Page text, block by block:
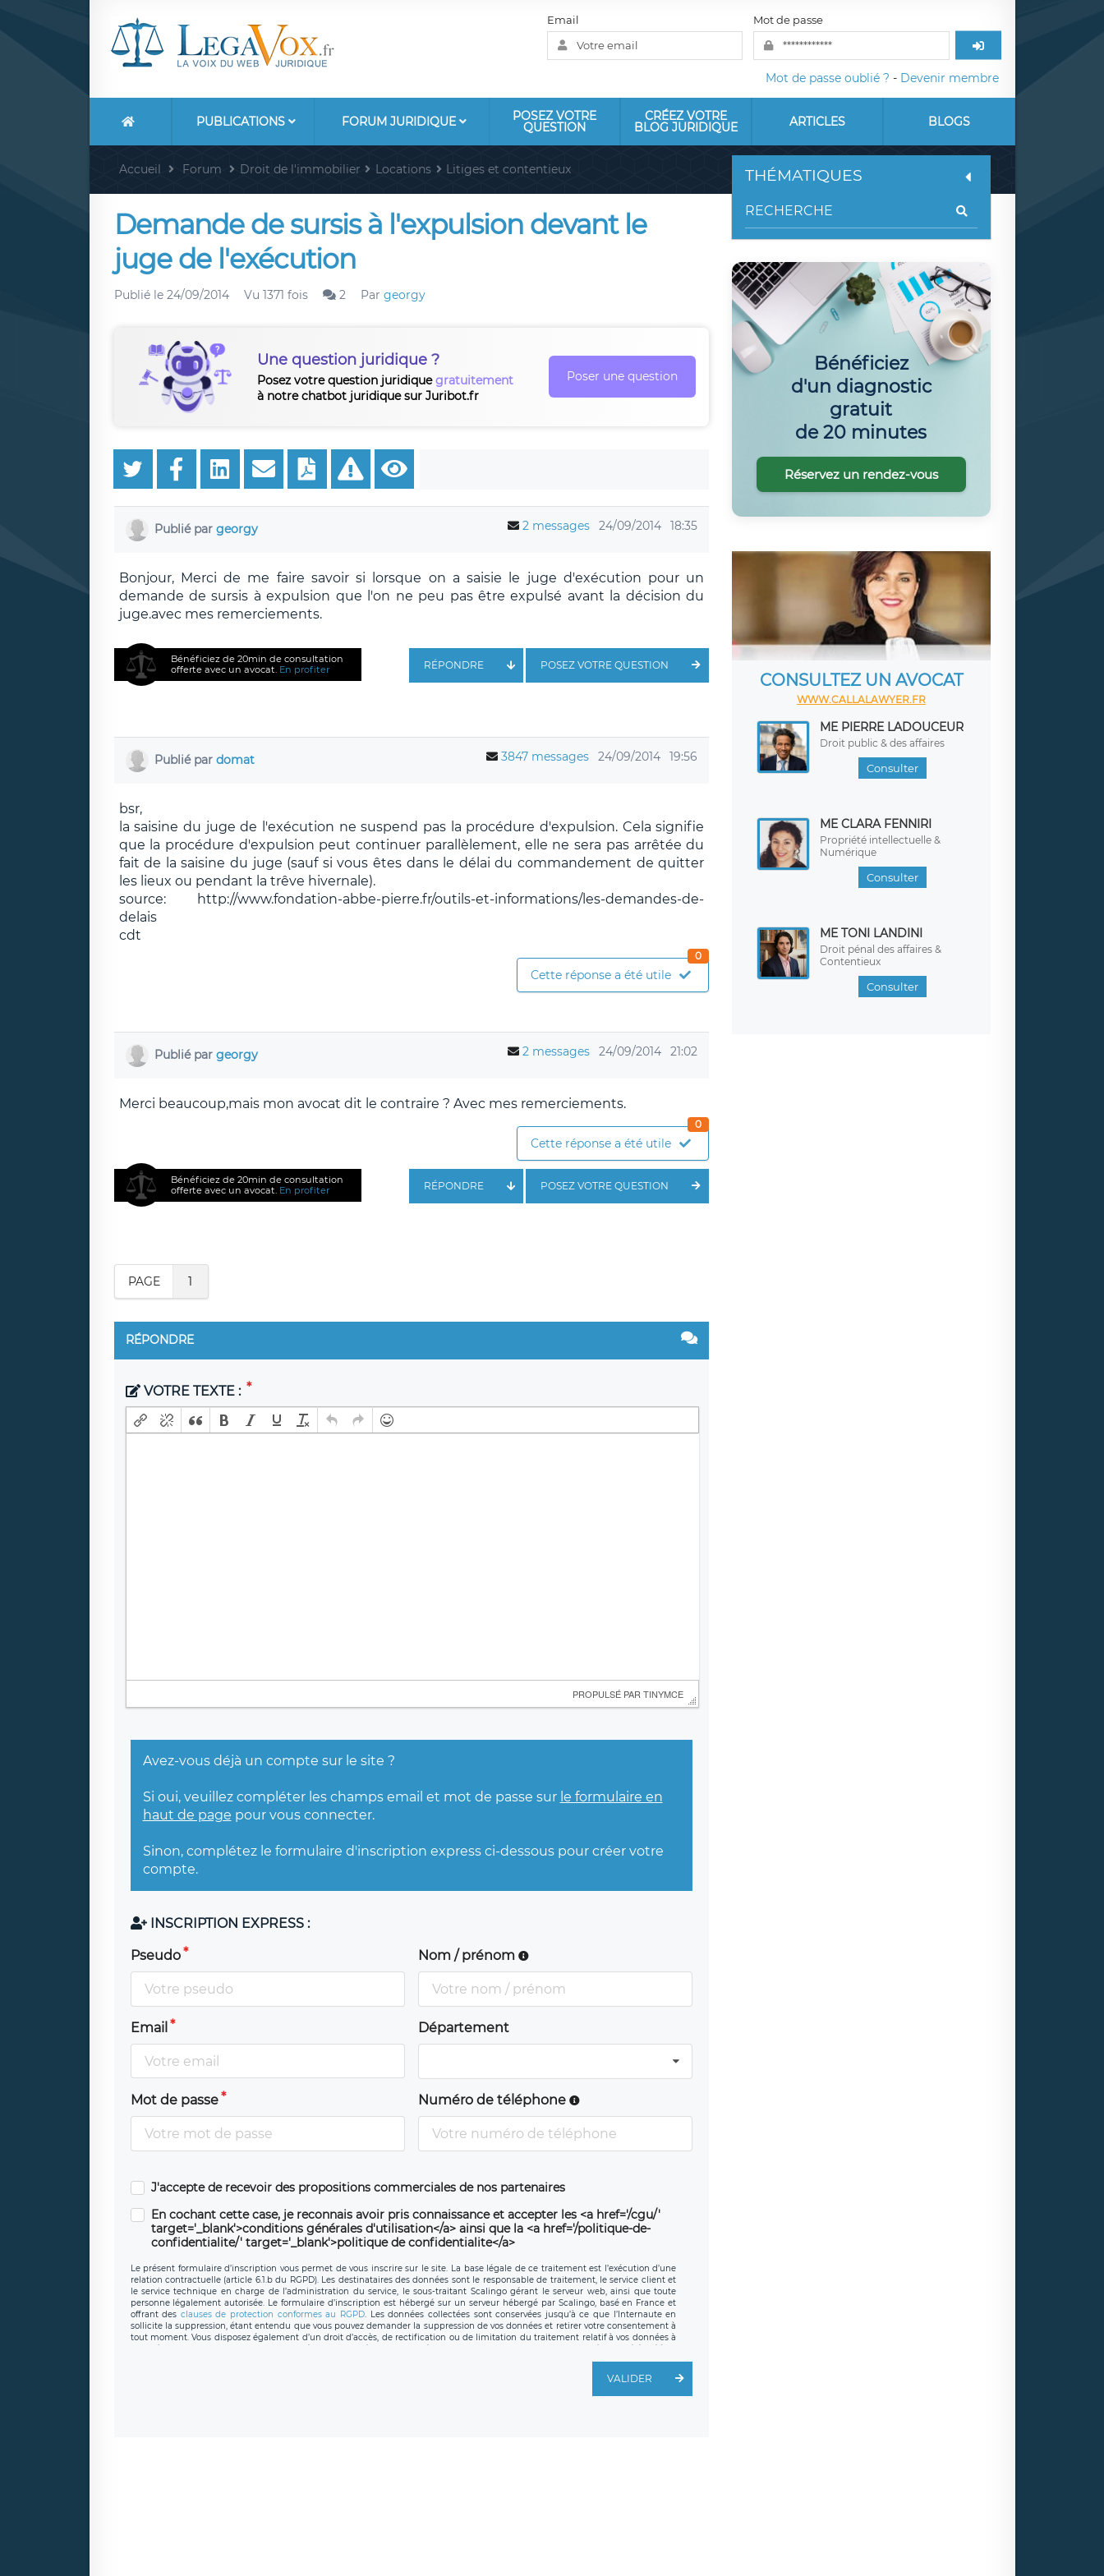
Email Mot de passe
Mot de passe oublié ? - Devenir membre
PUBLICATIONS FORUM JURIDIQUE POSEZ VOTRE
QUESTION
CRÉEZ VOTRE
BLOG JURIDIQUE ARTICLES BLOGS
Accueil Forum Droit de l'immobilier Locations Litiges et contentieux
Demande de sursis à l'expulsion devant le
juge de l'exécution
Publié le 24/09/2014 Vu 1371 fois 2 Par georgy
Une question juridique ?
Posez votre question juridiquegratuitement
à notre chatbot juridique sur Juribot.fr
Poser une question
Publié par georgy 2 messages 24/09/2014 18:35
Bonjour, Merci de me faire savoir si lorsque on a saisie le juge d'exécution pour un
demande de sursis à expulsion que l'on ne peu pas être expulsé avant la décision du
juge.avec mes remerciements.
Bénéficiez de 20min de consultation
offerte avec un avocat. En profiter POSEZ VOTRE QUESTION
RÉPONDRE
Publié par domat 3847 messages 24/09/2014 19:56
bsr,
la saisine du juge de l'exécution ne suspend pas la procédure d'expulsion. Cela signifie
que la procédure d'expulsion peut continuer parallèlement, elle ne sera pas arrêtée du
fait de la saisine du juge (sauf si vous êtes dans le délai du commandement de quitter
les lieux ou pendant la trêve hivernale).
source: http://www.fondation-abbe-pierre.fr/outils-et-informations/les-demandes-de-
delais
cdt
Cette réponse a été utile
0
Publié par georgy 2 messages 24/09/2014 21:02
Merci beaucoup,mais mon avocat dit le contraire ? Avec mes remerciements.
Cette réponse a été utile
0
Bénéficiez de 20min de consultation
offerte avec un avocat. En profiter POSEZ VOTRE QUESTION
RÉPONDRE
PAGE 1
RÉPONDRE
VOTRE TEXTE :
PROPULSÉ PAR TINYMCE
Avez-vous déjà un compte sur le site ?
Si oui, veuillez compléter les champs email et mot de passe sur le formulaire en
haut de page pour vous connecter.
Sinon, complétez le formulaire d'inscription express ci-dessous pour créer votre
compte.
INSCRIPTION EXPRESS :
Pseudo Nom / prénom
Email Département
Mot de passe Numéro de téléphone
J'accepte de recevoir des propositions commerciales de nos partenaires
En cochant cette case, je reconnais avoir pris connaissance et accepter les <a href='/cgu/'
target='_blank'>conditions générales d'utilisation</a> ainsi que la <a href='/politique-de-
confidentialite/' target='_blank'>politique de confidentialite</a>
Le présent formulaire d’inscription vous permet de vous inscrire sur le site. La base légale de ce traitement est l’exécution d’une
relation contractuelle (article 6.1.b du RGPD). Les destinataires des données sont le responsable de traitement, le service client et
le service technique en charge de l’administration du service, le sous-traitant Scalingo gérant le serveur web, ainsi que toute
personne légalement autorisée. Le formulaire d’inscription est hébergé sur un serveur hébergé par Scalingo, basé en France et
offrant des clauses de protection conformes au RGPD. Les données collectées sont conservées jusqu’à ce que l’Internaute en
sollicite la suppression, étant entendu que vous pouvez demander la suppression de vos données et retirer votre consentement à
tout moment. Vous disposez également d’un droit d’accès, de rectification ou de limitation du traitement relatif à vos données à
caractère personnel, ainsi que d’un droit à la portabilité de vos données. Vous pouvez exercer ces droits auprès du délégué à la
protection des données de LÉGAVOX qui exerce au siège social de LÉGAVOX et est joignable à l’adresse mail suivante :
joignable à l’adresse mail : responsabledetraitement@legavox.fr. Vous avez également le droit d’introduire une réclamation
VALIDER
THÉMATIQUES
Bénéficiez
d'un diagnostic
gratuit
de 20 minutes
Réservez un rendez-vous
CONSULTEZ UN AVOCAT
WWW.CALLALAWYER.FR
ME PIERRE LADOUCEUR
Droit public & des affaires
Consulter
ME CLARA FENNIRI
Propriété intellectuelle &
Numérique
Consulter
ME TONI LANDINI
Droit pénal des affaires &
Contentieux
Consulter